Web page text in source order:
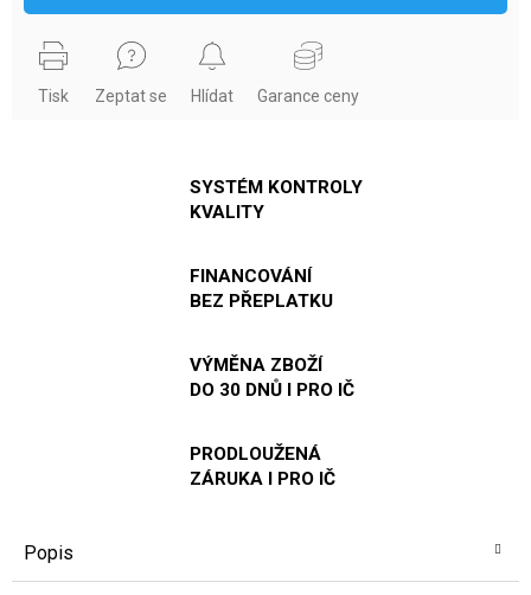
Tisk Zeptat se Hlídat Garance ceny
SYSTÉM KONTROLY
KVALITY
FINANCOVÁNÍ
BEZ PŘEPLATKU
VÝMĚNA ZBOŽÍ
DO 30 DNŮ I PRO IČ
PRODLOUŽENÁ
ZÁRUKA I PRO IČ
Popis